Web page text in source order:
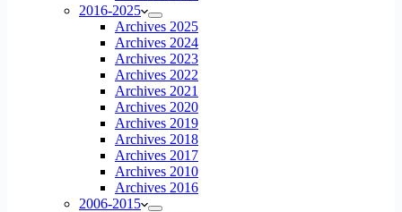
2016-2025
Archives 2025
Archives 2024
Archives 2023
Archives 2022
Archives 2021
Archives 2020
Archives 2019
Archives 2018
Archives 2017
Archives 2010
Archives 2016
2006-2015